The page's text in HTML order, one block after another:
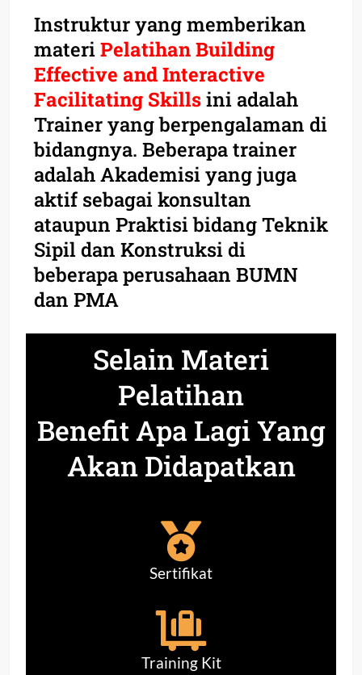
Instruktur yang memberikan
materiPelatihan Building
Effective and Interactive
Facilitating Skillsini adalah
Trainer yang berpengalaman di
bidangnya. Beberapa trainer
adalah Akademisi yang juga
aktif sebagai konsultan
ataupun Praktisi bidang Teknik
Sipil dan Konstruksi di
beberapa perusahaan BUMN
dan PMA
Selain Materi
Pelatihan
Benefit Apa Lagi Yang
Akan Didapatkan
Sertifikat
Training Kit